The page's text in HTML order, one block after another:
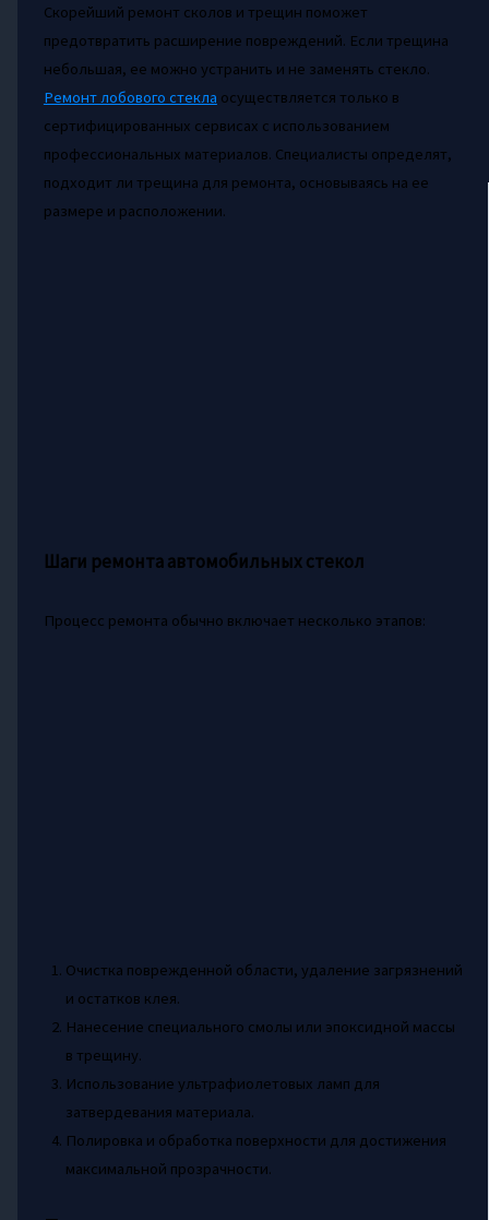
Скорейший ремонт сколов и трещин поможет
предотвратить расширение повреждений. Если трещина
небольшая, ее можно устранить и не заменять стекло.
Ремонт лобового стекла осуществляется только в
сертифицированных сервисах с использованием
профессиональных материалов. Специалисты определят,
подходит ли трещина для ремонта, основываясь на ее
размере и расположении.
Шаги ремонта автомобильных стекол
Процесс ремонта обычно включает несколько этапов:
Очистка поврежденной области, удаление загрязнений
и остатков клея.
Нанесение специального смолы или эпоксидной массы
в трещину.
Использование ультрафиолетовых ламп для
затвердевания материала.
Полировка и обработка поверхности для достижения
максимальной прозрачности.